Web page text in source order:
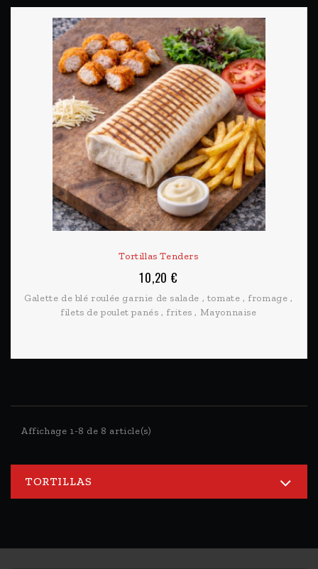
Tortillas Tenders
10,20 €
Galette de blé roulée garnie de salade , tomate , fromage ,
filets de poulet panés , frites , Mayonnaise
Affichage 1-8 de 8 article(s)
TORTILLAS